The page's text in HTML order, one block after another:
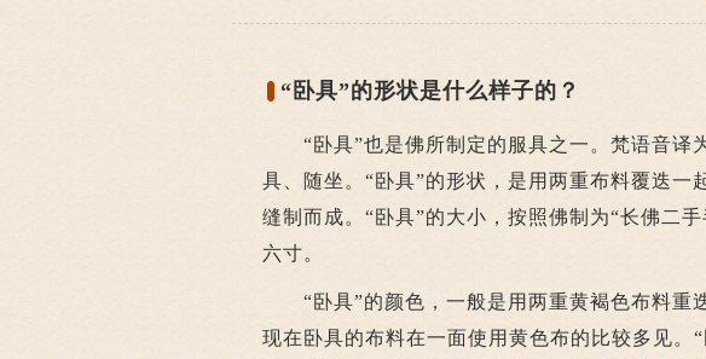
“卧具”的形状是什么样子的？
“卧具”也是佛所制定的服具之一。梵语音译
具、随坐。“卧具”的形状，是用两重布料覆迭一
缝制而成。“卧具”的大小，按照佛制为“长佛二
六寸。
“卧具”的颜色，一般是用两重黄褐色布料重
现在卧具的布料在一面使用黄色布的比较多见。